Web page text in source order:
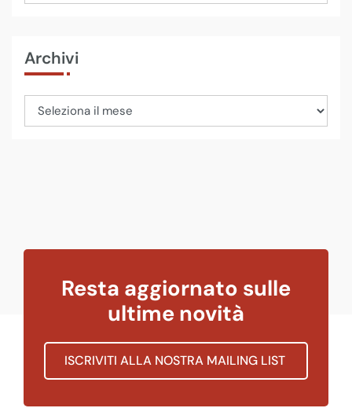
Archivi
Resta aggiornato sulle
ultime novità
ISCRIVITI ALLA NOSTRA MAILING LIST